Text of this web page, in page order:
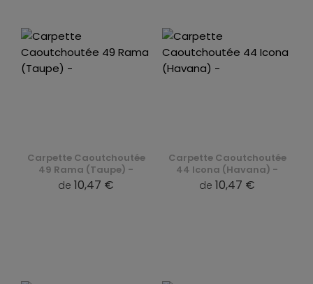
Carpette Caoutchoutée
49 Rama (Taupe) -
de 10,47 €
Carpette Caoutchoutée
44 Icona (Havana) -
de 10,47 €